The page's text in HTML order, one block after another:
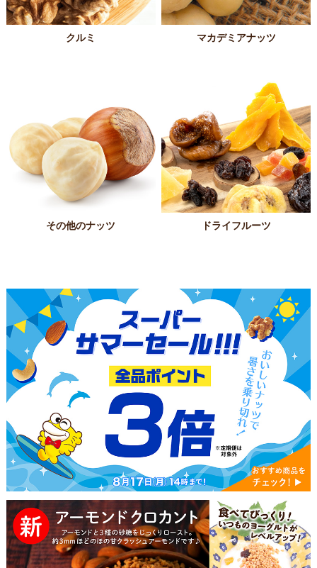
クルミ マカデミアナッツ
その他のナッツ ドライフルーツ